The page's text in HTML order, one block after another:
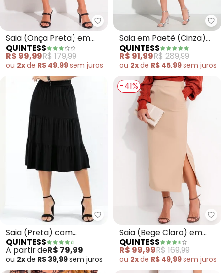
Quintess - Saia (Onça Preta)
Saia (Onça Preta) em
Viscose Plana
QUINTESS
R$ 99,99R$ 179,99
ou 2xde R$ 49,99sem juros
Saia em Paetê (Cinza)
com Fenda
QUINTESS
R$ 91,99R$ 289,99
ou 2xde R$ 45,99sem juros
Quintess - Saia (Preta) com
Saia (Preta) com
Babados em Camadas
QUINTESS
A partir deR$ 79,99
ou 2xde R$ 39,99sem juros
-41%
Saia (Bege Claro) em
Crepe Plano
QUINTESS
R$ 99,99R$ 169,99
ou 2xde R$ 49,99sem juros